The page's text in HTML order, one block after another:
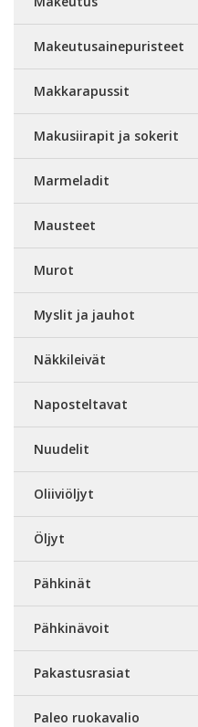
Makeutusainepuristeet
Makkarapussit
Makusiirapit ja sokerit
Marmeladit
Mausteet
Murot
Myslit ja jauhot
Näkkileivät
Naposteltavat
Nuudelit
Oliiviöljyt
Öljyt
Pähkinät
Pähkinävoit
Pakastusrasiat
Paleo ruokavalio